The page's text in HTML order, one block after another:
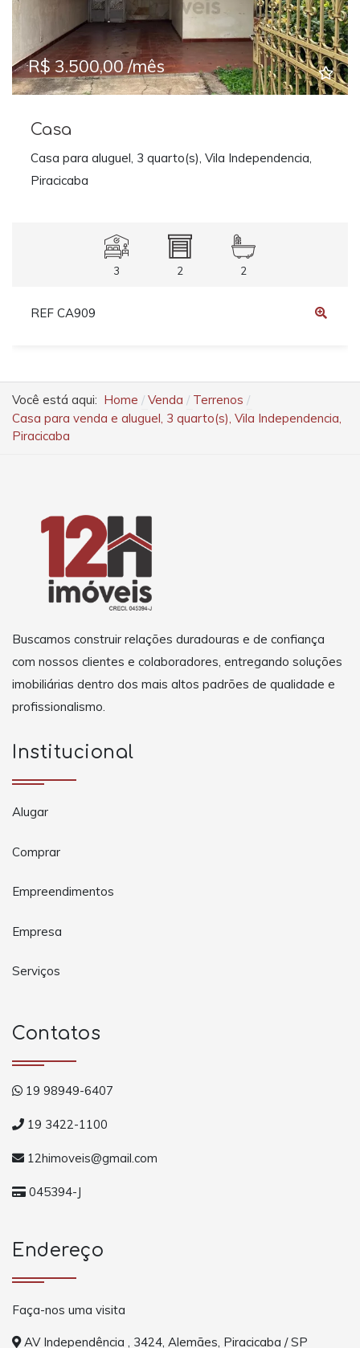
R$ 3.500,00 /mês
Casa
Casa para aluguel, 3 quarto(s), Vila Independencia,
Piracicaba
3 2 2
REF CA909
Você está aqui: Home Venda
Terrenos
Casa para venda e aluguel, 3 quarto(s), Vila Independencia,
Piracicaba
Buscamos construir relações duradouras e de confiança
com nossos clientes e colaboradores, entregando soluções
imobiliárias dentro dos mais altos padrões de qualidade e
profissionalismo.
Institucional
Alugar
Comprar
Empreendimentos
Empresa
Serviços
Contatos
19 98949-6407
19 3422-1100
12himoveis@gmail.com
045394-J
Endereço
Faça-nos uma visita
AV Independência , 3424, Alemães, Piracicaba / SP